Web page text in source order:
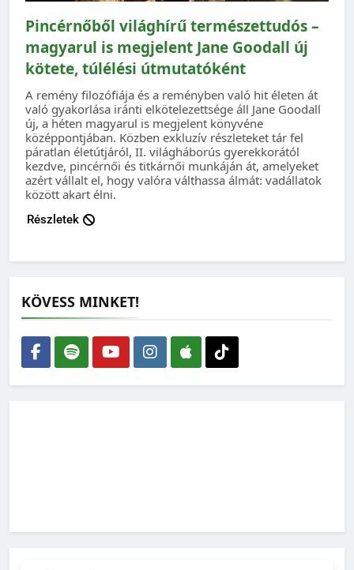
Pincérnőből világhírű természettudós –
magyarul is megjelent Jane Goodall új
kötete, túlélési útmutatóként
A remény filozófiája és a reményben való hit életen át
való gyakorlása iránti elkötelezettsége áll Jane Goodall
új, a héten magyarul is megjelent könyvéne
középpontjában. Közben exkluzív részleteket tár fel
páratlan életútjáról, II. világháborús gyerekkorától
kezdve, pincérnői és titkárnői munkáján át, amelyeket
azért vállalt el, hogy valóra válthassa álmát: vadállatok
között akart élni.
Részletek
KÖVESS MINKET!